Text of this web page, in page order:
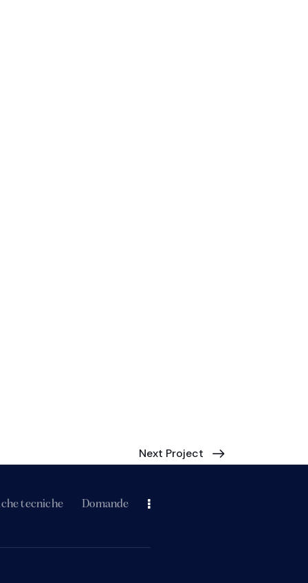
Next Project
tecniche Domande